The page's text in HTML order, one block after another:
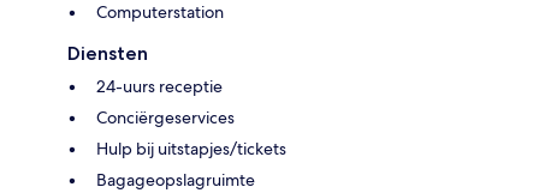
Computerstation
Diensten
24-uurs receptie
Conciërgeservices
Hulp bij uitstapjes/tickets
Bagageopslagruimte